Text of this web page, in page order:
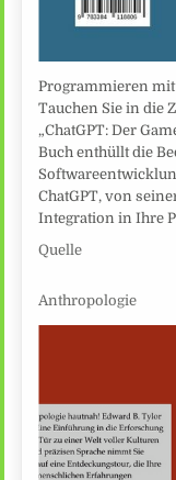
Programmieren mit
Tauchen Sie in die
„ChatGPT: Der
Buch enthüllt die
ChatGPT, von
Integration in Ihre
Quelle
Anthropologie